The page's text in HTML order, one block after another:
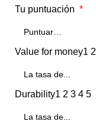
Tu puntuación *
Value for money1 2
Durability1 2 3 4 5